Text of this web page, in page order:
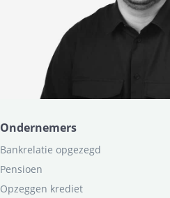
Ondernemers
Bankrelatie opgezegd
Pensioen
Opzeggen krediet